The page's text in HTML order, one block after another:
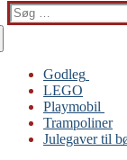
Søg
efter:
Godleg
LEGO
LEGO
Playmobil
Trampoliner
Julegaver til